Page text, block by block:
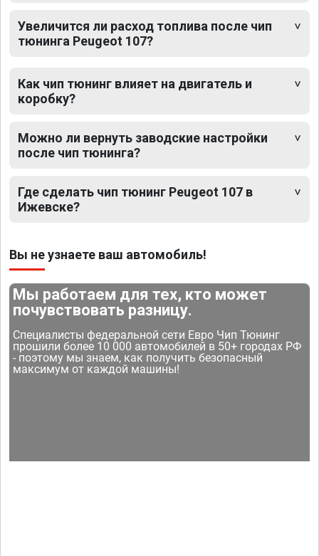
Увеличится ли расход топлива после чип
тюнинга Peugeot 107?
Как чип тюнинг влияет на двигатель и
коробку?
Можно ли вернуть заводские настройки
после чип тюнинга?
Где сделать чип тюнинг Peugeot 107 в
Ижевске?
Вы не узнаете ваш автомобиль!
Мы работаем для тех, кто может
почувствовать разницу.
Специалисты федеральной сети Евро Чип Тюнинг
прошили более 10 000 автомобилей в 50+ городах РФ
- поэтому мы знаем, как получить безопасный
максимум от каждой машины!